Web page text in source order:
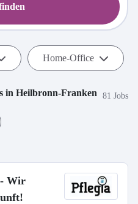
Home-Office
in Heilbronn-Franken 81 Jobs
Wir